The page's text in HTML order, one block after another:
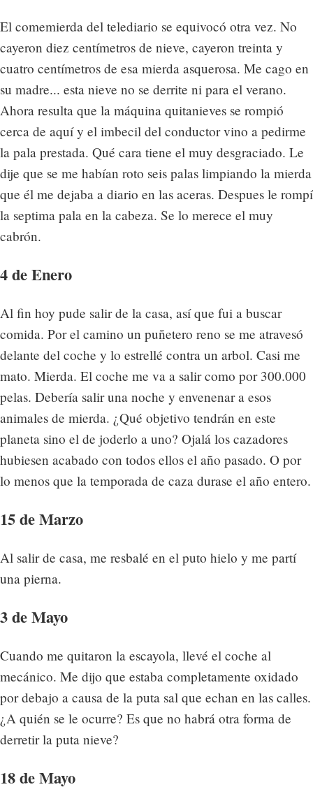
El comemierda del telediario se equivocó otra vez. No
cayeron diez centímetros de nieve, cayeron treinta y
cuatro centímetros de esa mierda asquerosa. Me cago en
su madre... esta nieve no se derrite ni para el verano.
Ahora resulta que la máquina quitanieves se rompió
cerca de aquí y el imbecil del conductor vino a pedirme
la pala prestada. Qué cara tiene el muy desgraciado. Le
dije que se me habían roto seis palas limpiando la mierda
que él me dejaba a diario en las aceras. Despues le rompí
la septima pala en la cabeza. Se lo merece el muy
cabrón.
4 de Enero
Al fin hoy pude salir de la casa, así que fui a buscar
comida. Por el camino un puñetero reno se me atravesó
delante del coche y lo estrellé contra un arbol. Casi me
mato. Mierda. El coche me va a salir como por 300.000
pelas. Debería salir una noche y envenenar a esos
animales de mierda. ¿Qué objetivo tendrán en este
planeta sino el de joderlo a uno? Ojalá los cazadores
hubiesen acabado con todos ellos el año pasado. O por
lo menos que la temporada de caza durase el año entero.
15 de Marzo
Al salir de casa, me resbalé en el puto hielo y me partí
una pierna.
3 de Mayo
Cuando me quitaron la escayola, llevé el coche al
mecánico. Me dijo que estaba completamente oxidado
por debajo a causa de la puta sal que echan en las calles.
¿A quién se le ocurre? Es que no habrá otra forma de
derretir la puta nieve?
18 de Mayo